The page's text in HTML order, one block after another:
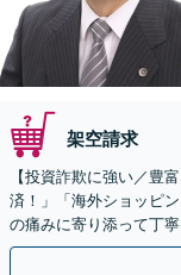
架空請求
【投資詐欺に強い／豊
済！」「海外ショッピ
の痛みに寄り添って丁
金が得られるよう尽力